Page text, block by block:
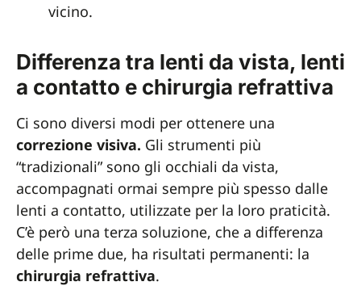
vicino.
Differenza tra lenti da vista, lenti
a contatto e chirurgia refrattiva
Ci sono diversi modi per ottenere una
correzione visiva. Gli strumenti più
“tradizionali” sono gli occhiali da vista,
accompagnati ormai sempre più spesso dalle
lenti a contatto, utilizzate per la loro praticità.
C’è però una terza soluzione, che a differenza
delle prime due, ha risultati permanenti: la
chirurgia refrattiva.